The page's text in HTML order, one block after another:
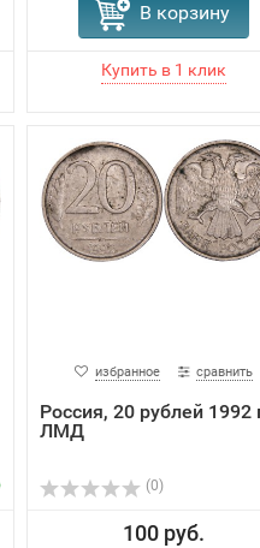
В корзину
избранное сравнить
Россия, 20 рублей 1992
ЛМД
(0)
100 руб.